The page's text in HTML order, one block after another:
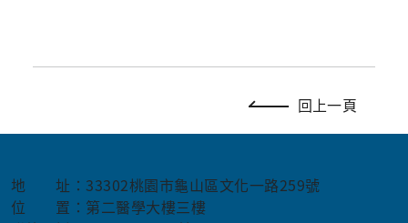
回上一頁
地 址：33302桃園市龜山區文化一路259號
位 置：第二醫學大樓三樓